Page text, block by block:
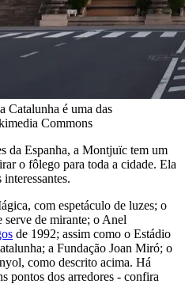
Catalunha é uma das
Commons
da Espanha, a Montjuïc tem um
o fôlego para toda a cidade. Ela
com espetáculo de luzes; o
serve de mirante; o Anel
de 1992; assim como o Estádio
a Fundação Joan Miró; o
como descrito acima. Há
pontos dos arredores - confira